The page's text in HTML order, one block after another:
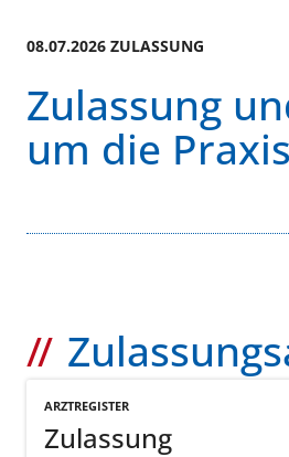
08.07.2026 ZULASSUNG
Zulassung
um die Praxis
ARZTREGISTER
Zulassung